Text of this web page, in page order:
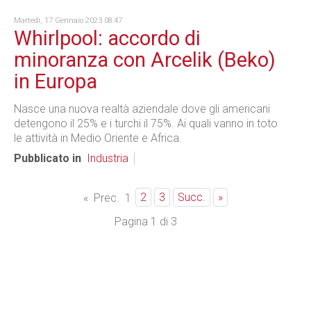
Martedì, 17 Gennaio 2023 08:47
Whirlpool: accordo di
minoranza con Arcelik (Beko)
in Europa
Nasce una nuova realtà aziendale dove gli americani
detengono il 25% e i turchi il 75%. Ai quali vanno in toto
le attività in Medio Oriente e Africa.
Pubblicato in
Industria
« Prec. 1 2 3 Succ.
»
Pagina 1 di 3